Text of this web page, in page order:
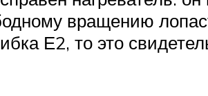
вращению
Е2, то это